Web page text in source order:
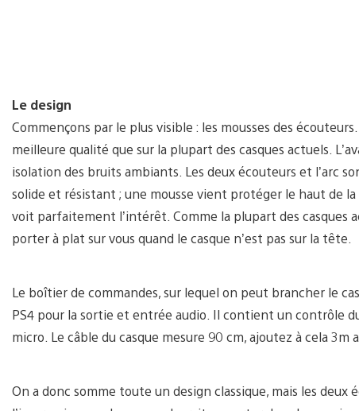
Le design
Commençons par le plus visible : les mousses des
meilleure qualité que sur la plupart des casques actuels.
isolation des bruits ambiants. Les deux écouteurs et l’arc
solide et résistant ; une mousse vient protéger le haut de
voit parfaitement l’intérêt. Comme la plupart des casques
porter à plat sur vous quand le casque n’est pas sur la tête.
Le boîtier de commandes, sur lequel on peut brancher le
PS4 pour la sortie et entrée audio. Il contient un contrôle
micro. Le câble du casque mesure 90 cm, ajoutez à cela 3m
On a donc somme toute un design classique, mais les